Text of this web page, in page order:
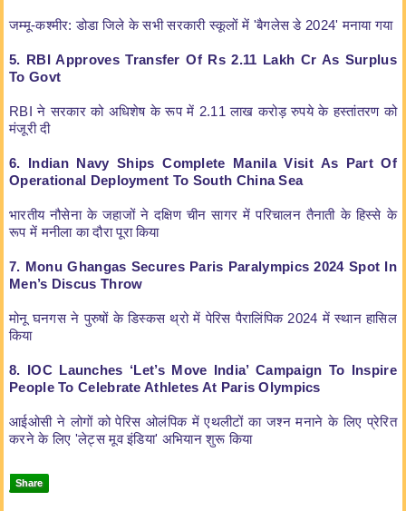
जम्मू-कश्मीर: डोडा जिले के सभी सरकारी स्कूलों में 'बैगलेस डे 2024' मनाया गया
5. RBI Approves Transfer Of Rs 2.11 Lakh Cr As Surplus
To Govt
RBI ने सरकार को अधिशेष के रूप में 2.11 लाख करोड़ रुपये के हस्तांतरण को
मंजूरी दी
6. Indian Navy Ships Complete Manila Visit As Part Of
Operational Deployment To South China Sea
भारतीय नौसेना के जहाजों ने दक्षिण चीन सागर में परिचालन तैनाती के हिस्से के
रूप में मनीला का दौरा पूरा किया
7. Monu Ghangas Secures Paris Paralympics 2024 Spot In
Men’s Discus Throw
मोनू घनगस ने पुरुषों के डिस्कस थ्रो में पेरिस पैरालिंपिक 2024 में स्थान हासिल
किया
8. IOC Launches ‘Let’s Move India’ Campaign To Inspire
People To Celebrate Athletes At Paris Olympics
आईओसी ने लोगों को पेरिस ओलंपिक में एथलीटों का जश्न मनाने के लिए प्रेरित
करने के लिए 'लेट्स मूव इंडिया' अभियान शुरू किया
Share